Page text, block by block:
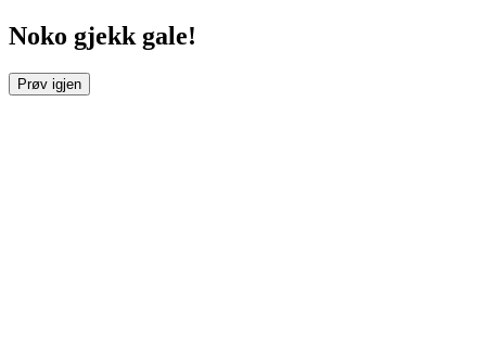
Noko gjekk gale!
Prøv igjen